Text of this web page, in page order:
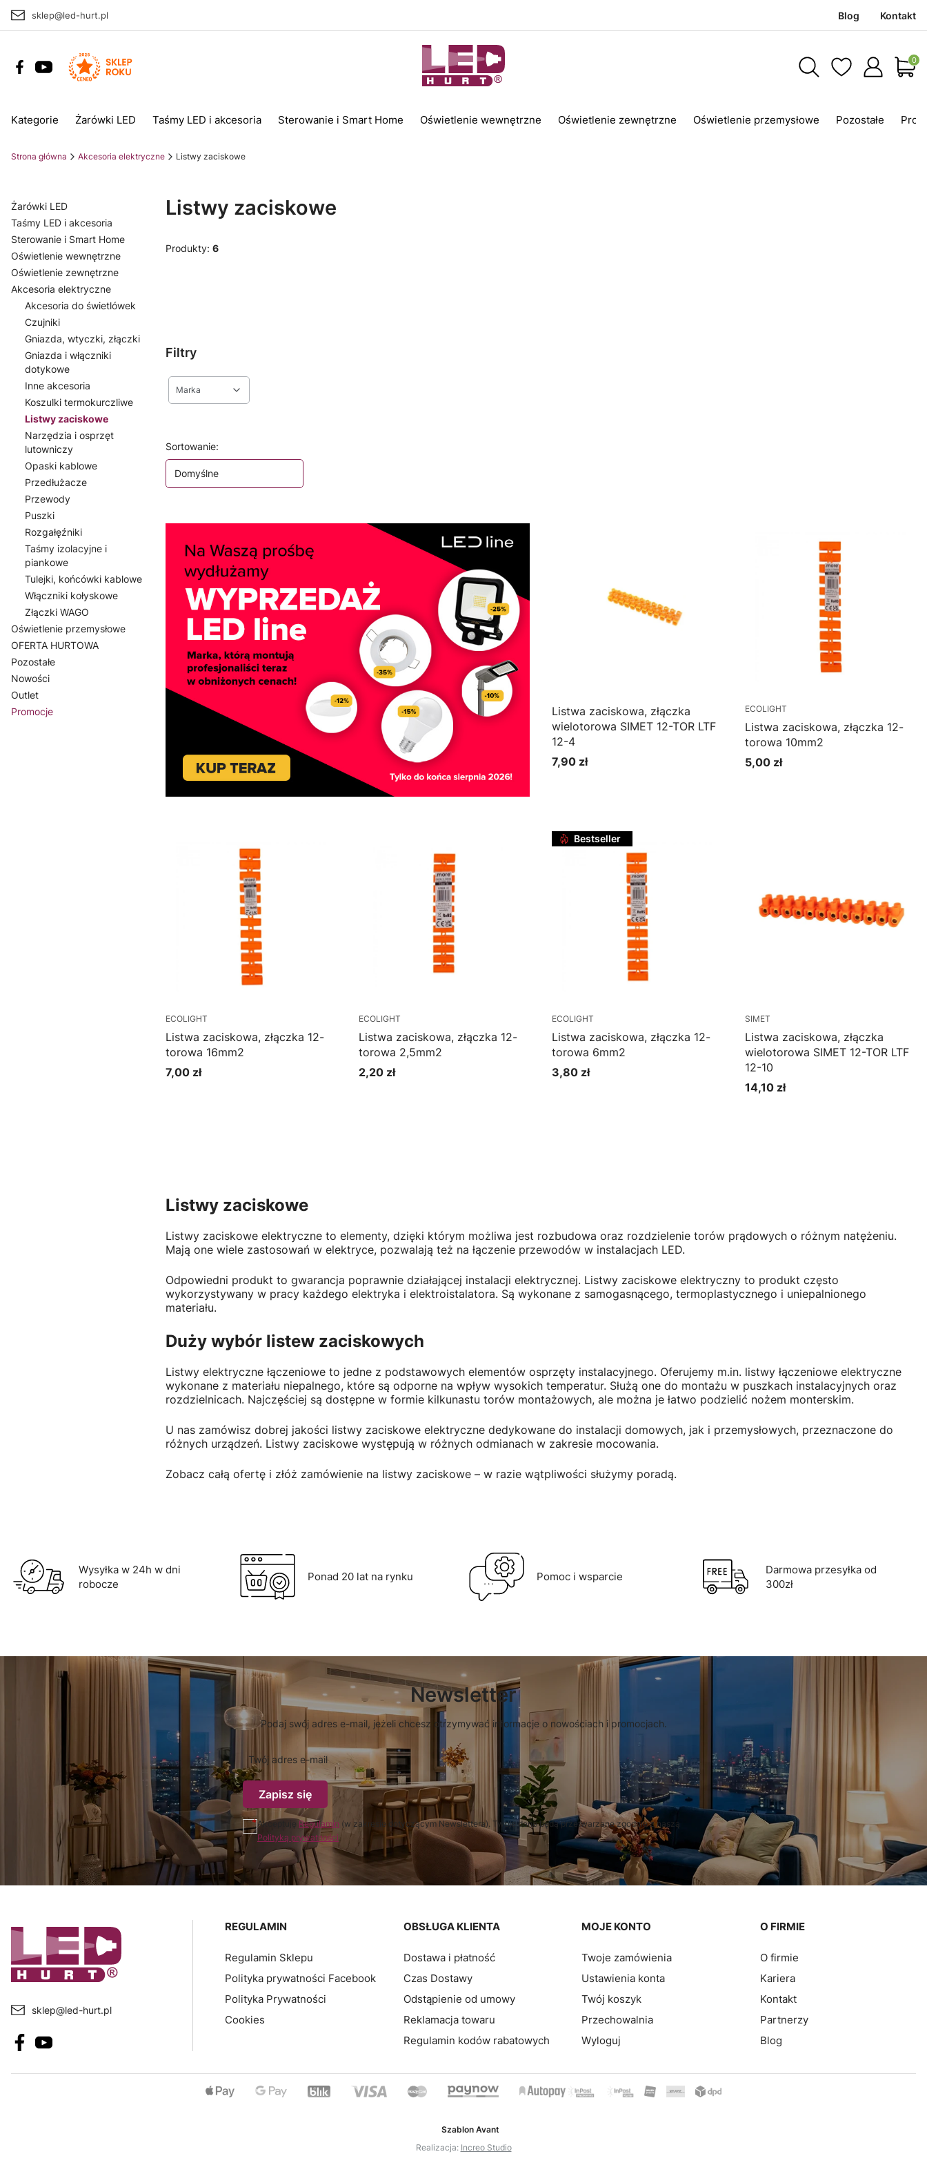
sklep@led-hurt.pl Blog Kontakt
Kategorie Żarówki LED Taśmy LED i akcesoria Sterowanie i Smart Home Oświetlenie wewnętrzne Oświetlenie zewnętrzne Oświetlenie przemysłowe Pozostałe
Strona główna Akcesoria elektryczne Listwy zaciskowe
Żarówki LED
Taśmy LED i akcesoria
Sterowanie i Smart Home
Oświetlenie wewnętrzne
Oświetlenie zewnętrzne
Akcesoria elektryczne
Akcesoria do świetlówek
Czujniki
Gniazda, wtyczki, złączki
Gniazda i włączniki
dotykowe
Inne akcesoria
Koszulki termokurczliwe
Listwy zaciskowe
Narzędzia i osprzęt
lutowniczy
Opaski kablowe
Przedłużacze
Przewody
Puszki
Rozgałęźniki
Taśmy izolacyjne i
piankowe
Tulejki, końcówki kablowe
Włączniki kołyskowe
Złączki WAGO
Oświetlenie przemysłowe
OFERTA HURTOWA
Pozostałe
Nowości
Outlet
Promocje
Listwy zaciskowe
Produkty: 6
Filtry
Marka
Lista produktów
Sortowanie:
Domyślne
Listwa zaciskowa, złączka
wielotorowa SIMET 12-TOR LTF
12-4
Cena
7,90 zł
ECOLIGHT
Listwa zaciskowa, złączka 12-
torowa 10mm2
Cena
5,00 zł
ECOLIGHT
Listwa zaciskowa, złączka 12-
torowa 16mm2
Cena
7,00 zł
ECOLIGHT
Listwa zaciskowa, złączka 12-
torowa 2,5mm2
Cena
2,20 zł
Bestseller
ECOLIGHT
Listwa zaciskowa, złączka 12-
torowa 6mm2
Cena
3,80 zł
SIMET
Listwa zaciskowa, złączka
wielotorowa SIMET 12-TOR LTF
12-10
Cena
14,10 zł
Listwy zaciskowe
Listwy zaciskowe elektryczne to elementy, dzięki którym możliwa jest rozbudowa oraz rozdzielenie torów prądowych o różnym natężeniu.
Mają one wiele zastosowań w elektryce, pozwalają też na łączenie przewodów w instalacjach LED.
Odpowiedni produkt to gwarancja poprawnie działającej instalacji elektrycznej. Listwy zaciskowe elektryczny to produkt często
wykorzystywany w pracy każdego elektryka i elektroistalatora. Są wykonane z samogasnącego, termoplastycznego i uniepalnionego
materiału.
Duży wybór listew zaciskowych
Listwy elektryczne łączeniowe to jedne z podstawowych elementów osprzęty instalacyjnego. Oferujemy m.in. listwy łączeniowe elektryczne
wykonane z materiału niepalnego, które są odporne na wpływ wysokich temperatur. Służą one do montażu w puszkach instalacyjnych oraz
rozdzielnicach. Najczęściej są dostępne w formie kilkunastu torów montażowych, ale można je łatwo podzielić nożem monterskim.
U nas zamówisz dobrej jakości listwy zaciskowe elektryczne dedykowane do instalacji domowych, jak i przemysłowych, przeznaczone do
różnych urządzeń. Listwy zaciskowe występują w różnych odmianach w zakresie mocowania.
Zobacz całą ofertę i złóż zamówienie na listwy zaciskowe – w razie wątpliwości służymy poradą.
Wysyłka w 24h w dni
robocze
Ponad 20 lat na rynku Pomoc i wsparcie
Darmowa przesyłka od
300zł
Newsletter
Podaj swój adres e-mail, jeżeli chcesz otrzymywać informacje o nowościach i promocjach.
Twój adres e-mail
Zapisz się
Akceptuję Regulamin (w zakresie dotyczącym Newslettera). Twoje dane będą przetwarzane zgodnie z naszą
Polityką prywatności
sklep@led-hurt.pl
Linki w stopce
REGULAMIN
Regulamin Sklepu
Polityka prywatności Facebook
Polityka Prywatności
Cookies
OBSŁUGA KLIENTA
Dostawa i płatność
Czas Dostawy
Odstąpienie od umowy
Reklamacja towaru
Regulamin kodów rabatowych
MOJE KONTO
Twoje zamówienia
Ustawienia konta
Twój koszyk
Przechowalnia
Wyloguj
O FIRMIE
O firmie
Kariera
Kontakt
Partnerzy
Blog
Szablon Avant
Realizacja: Increo Studio